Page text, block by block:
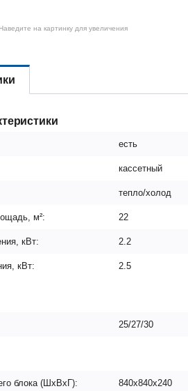
Наведите на картинку для увеличения
есть
кассетный
тепло/холод
м²: 22
кВт: 2.2
кВт: 2.5
25/27/30
блока (ШxВxГ): 840х840х240